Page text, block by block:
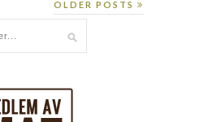
OLDER POSTS